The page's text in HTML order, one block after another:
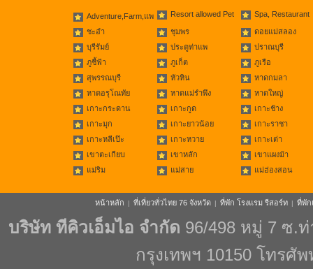
Adventure,Farm,แพ Resort allowed Pet Spa, Restaurant
ชะอำ ชุมพร
ดอยแม่สลอง
บุรีรัมย์
ประตูท่าแพ
ปราณบุรี
ภูชี้ฟ้า
ภูเก็ต
ภูเรือ
สุพรรณบุรี
หัวหิน
หาดกมลา
หาดอรุโณทัย
หาดแม่รำพึง
หาดใหญ่
เกาะกระดาน
เกาะกูด
เกาะช้าง
เกาะมุก
เกาะยาวน้อย
เกาะราชา
เกาะหลีเป๊ะ
เกาะหวาย
เกาะเต่า
เขาตะเกียบ
เขาหลัก
เขาแผงม้า
แม่ริม
แม่สาย แม่ฮ่องสอน
หน้าหลัก | ที่เที่ยวทั่วไทย 76 จังหวัด | ที่พัก โรงแรม รีสอร์ท | ที่พัก
บริษัท ทีคิวเอ็มไอ จำกัด 96/498 หมู่ 7 ซ.
กรุงเทพฯ 10150 โทรศั